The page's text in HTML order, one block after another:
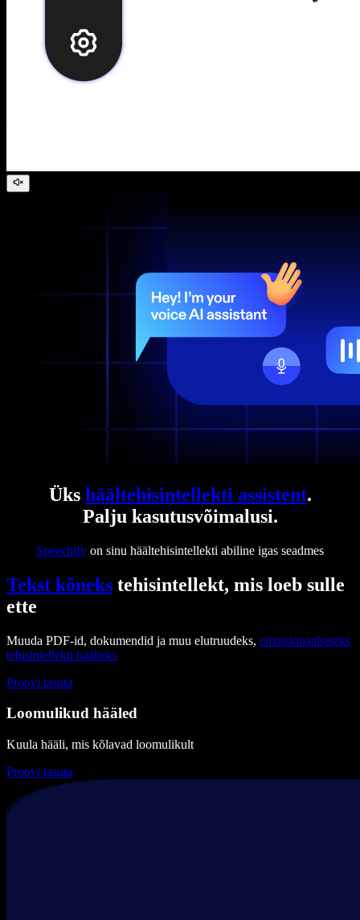
Üks häältehisintellekti assistent.
Palju kasutusvõimalusi.
Speechify on sinu häältehisintellekti abiline igas seadmes
Tekst kõneks tehisintellekt, mis loeb sulle
ette
Muuda PDF-id, dokumendid ja muu elutruudeks, emotsionaalseteks
tehisintellekti häälteks
Proovi tasuta
Loomulikud hääled
Kuula hääli, mis kõlavad loomulikult
Proovi tasuta